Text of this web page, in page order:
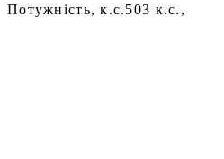
Потужність, к.с.503 к.с.,